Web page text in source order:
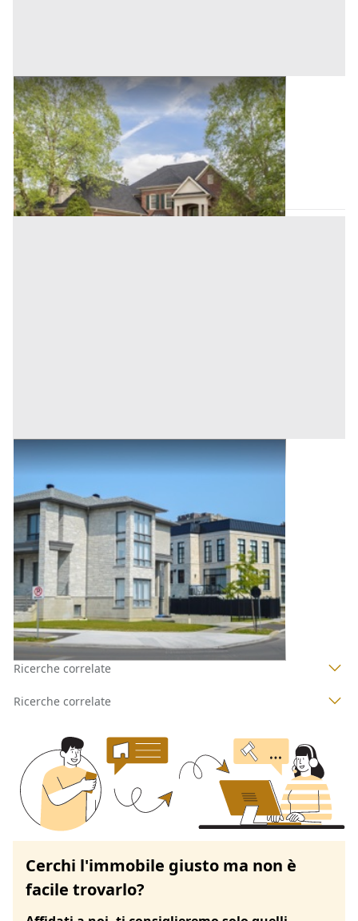
Villini all'asta a Padova
Selvazzano Dentro (Padova)
Offerta minima
484.725 € 646.300 €
Codice asta:AB04271370
Asta chiusa
Abitazione di Tipo Civile all'asta a Padova
Selvazzano Dentro (Padova)
129.000 € 172.000 €
Codice asta:542923f6
Asta chiusa
1 2 3 4
Ricerche correlate
Ricerche correlate
Cerchi l'immobile giusto ma non è
facile trovarlo?